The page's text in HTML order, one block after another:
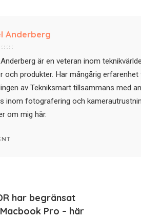
Anderberg
Anderberg är en veteran inom
och produkter. Har mångårig
av Tekniksmart tillsammans med
inom fotografering och
om mig här.
har begränsat
Pro – här